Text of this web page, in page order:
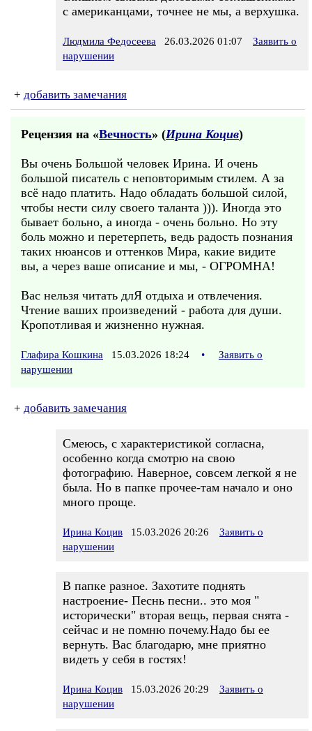
с американцами, точнее не мы, а верхушка.
Людмила Федосеева 26.03.2026 01:07
Заявить о
нарушении
+ добавить замечания
Рецензия на «Вечность» (Ирина Коцив)
Вы очень Большой человек Ирина. И очень
большой писатель с неповторимым стилем. А за
всё надо платить. Надо обладать большой силой,
чтобы нести силу своего таланта ))). Иногда это
бывает больно, а иногда - очень больно. Но эту
боль можно и перетерпеть, ведь радость познания
таких нюансов и оттенков Мира, какие видите
вы, а через ваше описание и мы, - ОГРОМНА!
Вас нельзя читать длЯ отдыха и отвлечения.
Чтение ваших произведений - работа для души.
Кропотливая и жизненно нужная.
Глафира Кошкина 15.03.2026 18:24 •
Заявить о
нарушении
+ добавить замечания
Смеюсь, с характеристикой согласна,
особенно когда смотрю на свою
фотографию. Наверное, совсем легкой я не
была. Но в папке прочее-там начало и оно
много проще.
Ирина Коцив 15.03.2026 20:26
Заявить о
нарушении
В папке разное. Захотите поднять
настроение- Песнь песни.. это моя "
исторически" вторая вещь, первая снята -
сейчас и не помню почему.Надо бы ее
вернуть. Вас благодарю, мне приятно
видеть у себя в гостях!
Ирина Коцив 15.03.2026 20:29
Заявить о
нарушении